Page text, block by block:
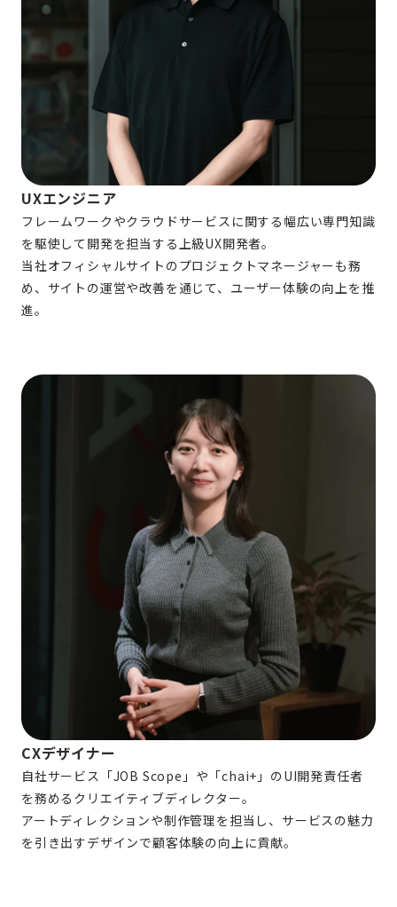
UXエンジニア
フレームワークやクラウドサービスに関する幅広い専門知識
を駆使して開発を担当する上級UX開発者。
当社オフィシャルサイトのプロジェクトマネージャーも務
め、サイトの運営や改善を通じて、ユーザー体験の向上を推
進。
CXデザイナー
自社サービス「JOB Scope」や「chai+」のUI開発責任者
を務めるクリエイティブディレクター。
アートディレクションや制作管理を担当し、サービスの魅力
を引き出すデザインで顧客体験の向上に貢献。